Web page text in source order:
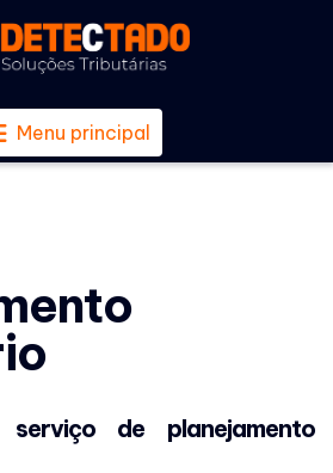
Menu principal
de planejamento